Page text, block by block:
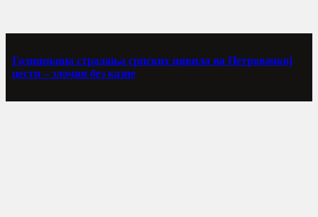
Годишњица страдања српских цивила на Петровачкој
цести – злочин без казне